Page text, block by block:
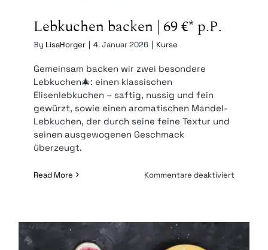
Lebkuchen backen | 69 €* p.P.
By LisaHorger | 4. Januar 2026 | Kurse
Gemeinsam backen wir zwei besondere
Lebkuchen🎄: einen klassischen
Elisenlebkuchen – saftig, nussig und fein
gewürzt, sowie einen aromatischen Mandel-
Lebkuchen, der durch seine feine Textur und
seinen ausgewogenen Geschmack
überzeugt.
Read More Kommentare deaktiviertfür
69